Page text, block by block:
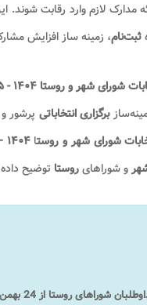
مدارک لازم وارد رقابت
ثبت‌نام، زمینه ساز افزایش
شورای شهر و روستا ۱۴۰۴ - ۱۴۰۵
برگزاری انتخاباتی پرشور
شورای شهر و روستا ۱۴۰۴ – ۱۴۰۵
و شوراهایروستا توضیح